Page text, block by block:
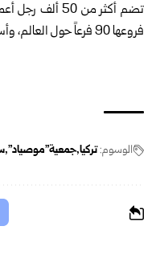
تضم أكثر من 50
فروعها 90 فرعاً حول العالم، وأسست مؤخراً فرعاً لها في سوريا.
الوسوم:تركيا جمعية"موصياد"